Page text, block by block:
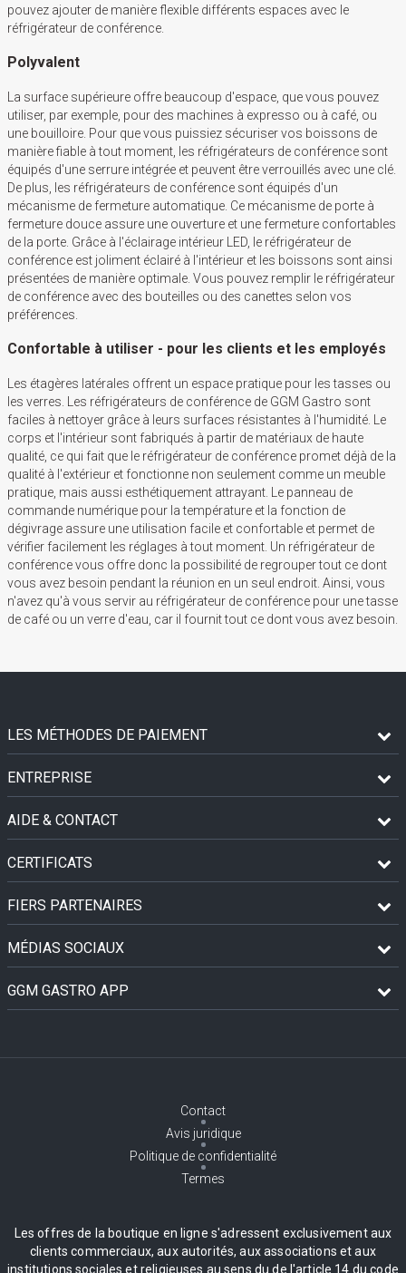
pouvez ajouter de manière flexible différents espaces avec le
réfrigérateur de conférence.
Polyvalent
La surface supérieure offre beaucoup d'espace, que vous pouvez
utiliser, par exemple, pour des machines à expresso ou à café, ou
une bouilloire. Pour que vous puissiez sécuriser vos boissons de
manière fiable à tout moment, les réfrigérateurs de conférence sont
équipés d'une serrure intégrée et peuvent être verrouillés avec une clé.
De plus, les réfrigérateurs de conférence sont équipés d'un
mécanisme de fermeture automatique. Ce mécanisme de porte à
fermeture douce assure une ouverture et une fermeture confortables
de la porte. Grâce à l'éclairage intérieur LED, le réfrigérateur de
conférence est joliment éclairé à l'intérieur et les boissons sont ainsi
présentées de manière optimale. Vous pouvez remplir le réfrigérateur
de conférence avec des bouteilles ou des canettes selon vos
préférences.
Confortable à utiliser - pour les clients et les employés
Les étagères latérales offrent un espace pratique pour les tasses ou
les verres. Les réfrigérateurs de conférence de GGM Gastro sont
faciles à nettoyer grâce à leurs surfaces résistantes à l'humidité. Le
corps et l'intérieur sont fabriqués à partir de matériaux de haute
qualité, ce qui fait que le réfrigérateur de conférence promet déjà de la
qualité à l'extérieur et fonctionne non seulement comme un meuble
pratique, mais aussi esthétiquement attrayant. Le panneau de
commande numérique pour la température et la fonction de
dégivrage assure une utilisation facile et confortable et permet de
vérifier facilement les réglages à tout moment. Un réfrigérateur de
conférence vous offre donc la possibilité de regrouper tout ce dont
vous avez besoin pendant la réunion en un seul endroit. Ainsi, vous
n'avez qu'à vous servir au réfrigérateur de conférence pour une tasse
de café ou un verre d'eau, car il fournit tout ce dont vous avez besoin.
LES MÉTHODES DE PAIEMENT
ENTREPRISE
AIDE & CONTACT
CERTIFICATS
FIERS PARTENAIRES
MÉDIAS SOCIAUX
GGM GASTRO APP
Contact
Avis juridique
Politique de confidentialité
Termes
Les offres de la boutique en ligne s'adressent exclusivement aux
clients commerciaux, aux autorités, aux associations et aux
institutions sociales et religieuses au sens du de l'article 14 du code